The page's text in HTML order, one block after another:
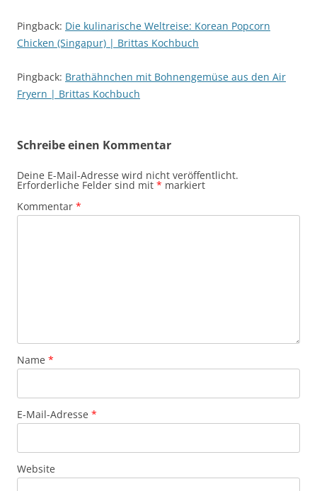
Pingback: Die kulinarische Weltreise: Korean Popcorn
Chicken (Singapur) | Brittas Kochbuch
Pingback: Brathähnchen mit Bohnengemüse aus den Air
Fryern | Brittas Kochbuch
Schreibe einen Kommentar
Deine E-Mail-Adresse wird nicht veröffentlicht.
Erforderliche Felder sind mit * markiert
Kommentar *
Name *
E-Mail-Adresse *
Website